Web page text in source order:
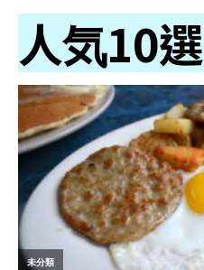
人気10選